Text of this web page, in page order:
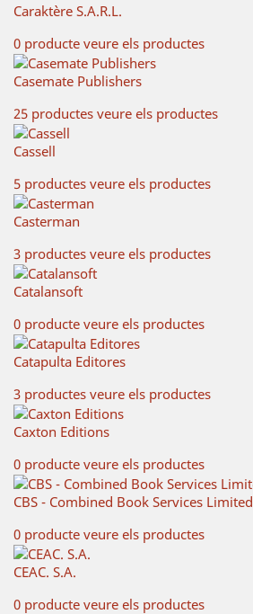
Caraktère S.A.R.L.
0 producte veure els productes
Casemate Publishers
25 productes veure els productes
Cassell
5 productes veure els productes
Casterman
3 productes veure els productes
Catalansoft
0 producte veure els productes
Catapulta Editores
3 productes veure els productes
Caxton Editions
0 producte veure els productes
CBS - Combined Book Services Limited
0 producte veure els productes
CEAC. S.A.
0 producte veure els productes